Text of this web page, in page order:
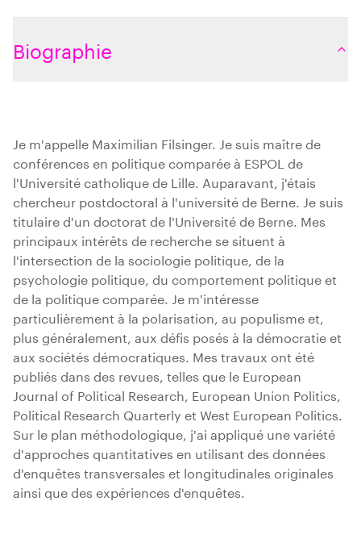
Biographie
Je m'appelle Maximilian Filsinger. Je suis maître de
conférences en politique comparée à ESPOL de
l'Université catholique de Lille. Auparavant, j'étais
chercheur postdoctoral à l'université de Berne. Je suis
titulaire d'un doctorat de l'Université de Berne. Mes
principaux intérêts de recherche se situent à
l'intersection de la sociologie politique, de la
psychologie politique, du comportement politique et
de la politique comparée. Je m'intéresse
particulièrement à la polarisation, au populisme et,
plus généralement, aux défis posés à la démocratie et
aux sociétés démocratiques. Mes travaux ont été
publiés dans des revues, telles que le European
Journal of Political Research, European Union Politics,
Political Research Quarterly et West European Politics.
Sur le plan méthodologique, j'ai appliqué une variété
d'approches quantitatives en utilisant des données
d'enquêtes transversales et longitudinales originales
ainsi que des expériences d'enquêtes.